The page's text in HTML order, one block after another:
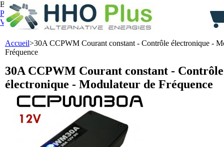
Bienvenue,
identifiez-vous
Panier : 0 produit produits
(vide)
Votre compte
Accueil>30A CCPWM Courant constant - Contrôle électronique -
Fréquence
30A CCPWM Courant constant - Contrôle
électronique - Modulateur de Fréquence